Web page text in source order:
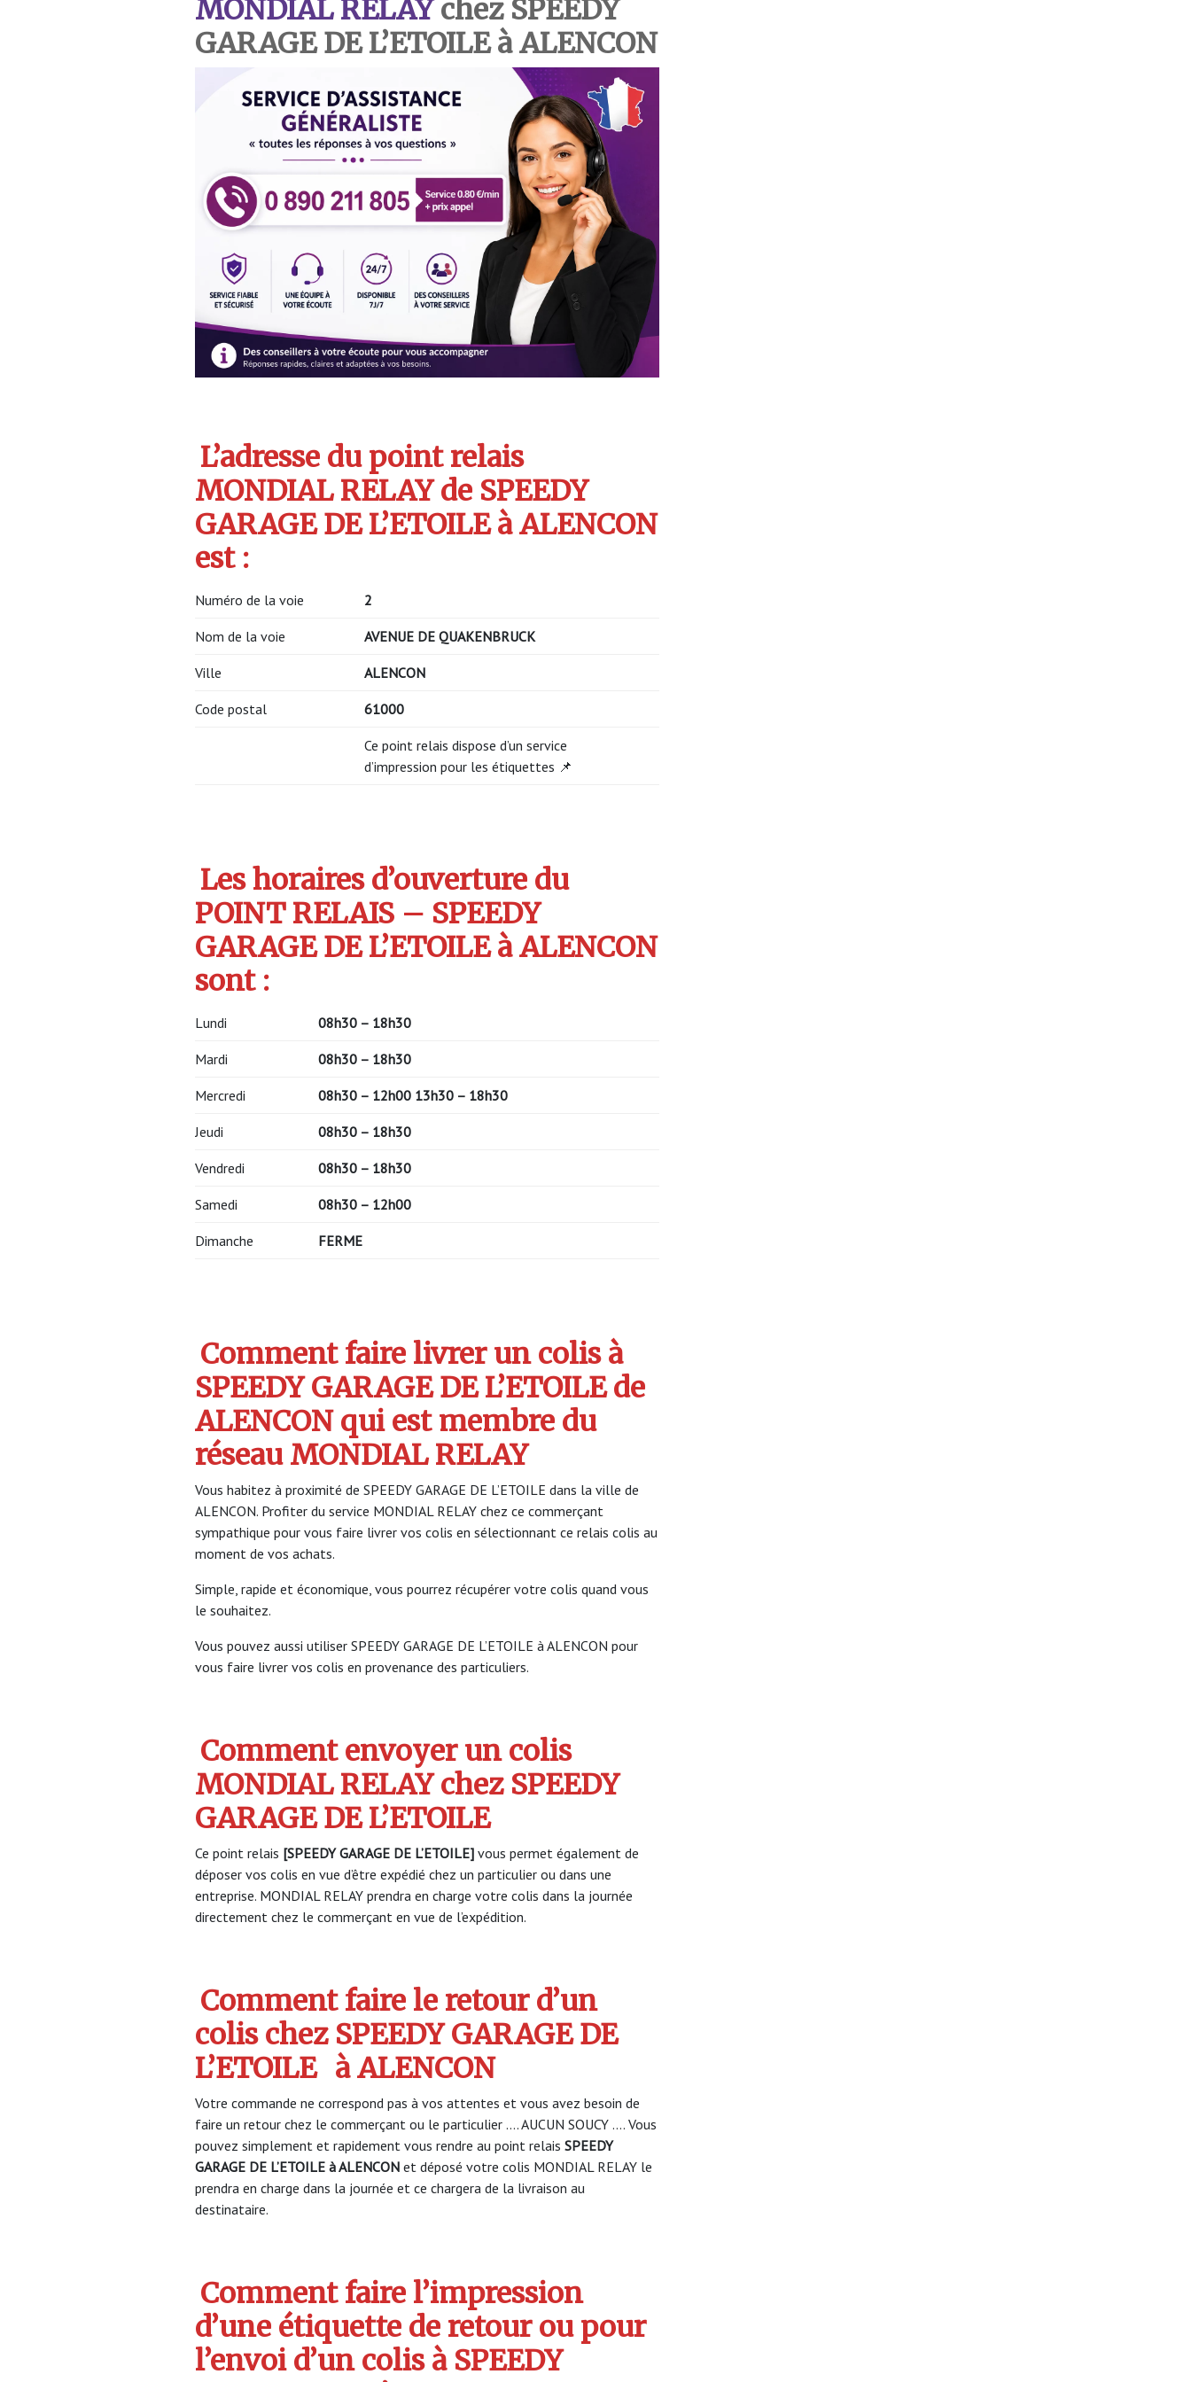
MONDIAL RELAYchez SPEEDY
GARAGE DE L’ETOILE à ALENCON
L’adresse du point relais
MONDIAL RELAY de SPEEDY
GARAGE DE L’ETOILE à ALENCON
est :
Numéro de la voie 2
Nom de la voie AVENUE DE QUAKENBRUCK
Ville ALENCON
Code postal 61000
Ce point relais dispose d’un service
d’impression pour les étiquettes 📌
Les horaires d’ouverture du
POINT RELAIS – SPEEDY
GARAGE DE L’ETOILE à ALENCON
sont :
Lundi 08h30 – 18h30
Mardi 08h30 – 18h30
Mercredi 08h30 – 12h00 13h30 – 18h30
Jeudi 08h30 – 18h30
Vendredi 08h30 – 18h30
Samedi 08h30 – 12h00
Dimanche FERME
Comment faire livrer un colis à
SPEEDY GARAGE DE L’ETOILE de
ALENCON qui est membre du
réseau MONDIAL RELAY
Vous habitez à proximité de SPEEDY GARAGE DE L’ETOILE dans la ville de
ALENCON. Profiter du service MONDIAL RELAY chez ce commerçant
sympathique pour vous faire livrer vos colis en sélectionnant ce relais colis au
moment de vos achats.
Simple, rapide et économique, vous pourrez récupérer votre colis quand vous
le souhaitez.
Vous pouvez aussi utiliser SPEEDY GARAGE DE L’ETOILE à ALENCON pour
vous faire livrer vos colis en provenance des particuliers.
Comment envoyer un colis
MONDIAL RELAY chez SPEEDY
GARAGE DE L’ETOILE
Ce point relais [SPEEDY GARAGE DE L’ETOILE] vous permet également de
déposer vos colis en vue d’être expédié chez un particulier ou dans une
entreprise. MONDIAL RELAY prendra en charge votre colis dans la journée
directement chez le commerçant en vue de l’expédition.
Comment faire le retour d’un
colis chez SPEEDY GARAGE DE
L’ETOILE à ALENCON
Votre commande ne correspond pas à vos attentes et vous avez besoin de
faire un retour chez le commerçant ou le particulier …. AUCUN SOUCY …. Vous
pouvez simplement et rapidement vous rendre au point relais SPEEDY
GARAGE DE L’ETOILE à ALENCON et déposé votre colis MONDIAL RELAY le
prendra en charge dans la journée et ce chargera de la livraison au
destinataire.
Comment faire l’impression
d’une étiquette de retour ou pour
l’envoi d’un colis à SPEEDY